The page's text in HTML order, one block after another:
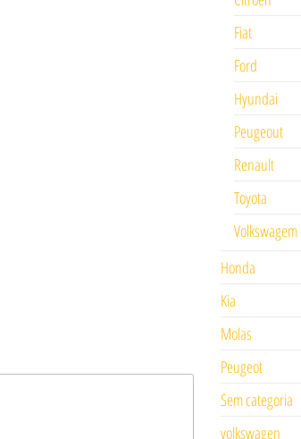
Fiat
Ford
Hyundai
Peugeout
Renault
Toyota
Volkswagem
Honda
Kia
Molas
Peugeot
Sem categoria
volkswagen